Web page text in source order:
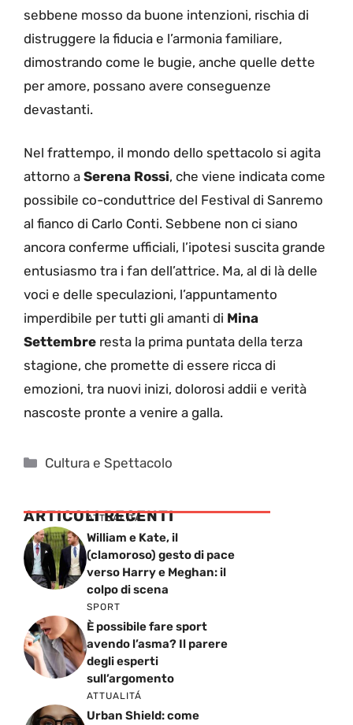
sebbene mosso da buone intenzioni, rischia di
distruggere la fiducia e l’armonia familiare,
dimostrando come le bugie, anche quelle dette
per amore, possano avere conseguenze
devastanti.
Nel frattempo, il mondo dello spettacolo si agita
attorno a Serena Rossi, che viene indicata come
possibile co-conduttrice del Festival di Sanremo
al fianco di Carlo Conti. Sebbene non ci siano
ancora conferme ufficiali, l’ipotesi suscita grande
entusiasmo tra i fan dell’attrice. Ma, al di là delle
voci e delle speculazioni, l’appuntamento
imperdibile per tutti gli amanti di Mina
Settembre resta la prima puntata della terza
stagione, che promette di essere ricca di
emozioni, tra nuovi inizi, dolorosi addii e verità
nascoste pronte a venire a galla.
Categorie
Cultura e Spettacolo
ARTICOLI RECENTI
ATTUALITÁ
William e Kate, il
(clamoroso) gesto di pace
verso Harry e Meghan: il
colpo di scena
SPORT
È possibile fare sport
avendo l’asma? Il parere
degli esperti
sull’argomento
ATTUALITÁ
Urban Shield: come